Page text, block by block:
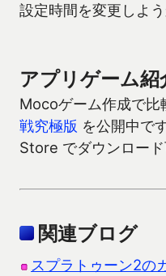
設定時間を変更しよ
アプリゲーム紹
Mocoゲーム作成で比
戦究極版 を公開中で
Store でダウンロード
関連ブログ
スプラトゥーン2の